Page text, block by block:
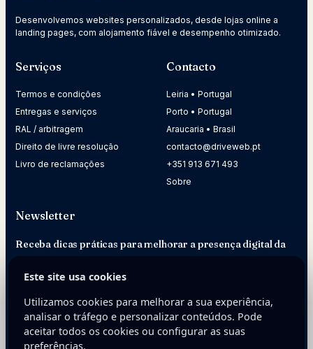
Desenvolvemos websites personalizados, desde lojas online a
landing pages, com alojamento fiável e desempenho otimizado.
Serviços
Termos e condições
Entregas e serviços
RAL / arbitragem
Direito de livre resolução
Livro de reclamações
Contacto
Leiria • Portugal
Porto • Portugal
Araucaria • Brasil
contacto@driveweb.pt
+351 913 671 493
Sobre
Newsletter
Receba dicas práticas para melhorar a presença digital da
E-mail
Este site usa cookies
Utilizamos cookies para melhorar a sua experiência,
analisar o tráfego e personalizar conteúdos. Pode
aceitar todos os cookies ou configurar as suas
preferências.